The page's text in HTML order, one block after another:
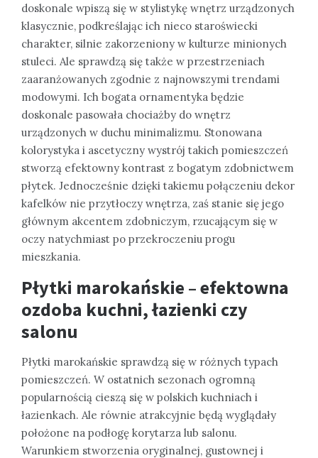
doskonale wpiszą się w stylistykę wnętrz urządzonych
klasycznie, podkreślając ich nieco staroświecki
charakter, silnie zakorzeniony w kulturze minionych
stuleci. Ale sprawdzą się także w przestrzeniach
zaaranżowanych zgodnie z najnowszymi trendami
modowymi. Ich bogata ornamentyka będzie
doskonale pasowała chociażby do wnętrz
urządzonych w duchu minimalizmu. Stonowana
kolorystyka i ascetyczny wystrój takich pomieszczeń
stworzą efektowny kontrast z bogatym zdobnictwem
płytek. Jednocześnie dzięki takiemu połączeniu dekor
kafelków nie przytłoczy wnętrza, zaś stanie się jego
głównym akcentem zdobniczym, rzucającym się w
oczy natychmiast po przekroczeniu progu
mieszkania.
Płytki marokańskie – efektowna
ozdoba kuchni, łazienki czy
salonu
Płytki marokańskie sprawdzą się w różnych typach
pomieszczeń. W ostatnich sezonach ogromną
popularnością cieszą się w polskich kuchniach i
łazienkach. Ale równie atrakcyjnie będą wyglądały
położone na podłogę korytarza lub salonu.
Warunkiem stworzenia oryginalnej, gustownej i